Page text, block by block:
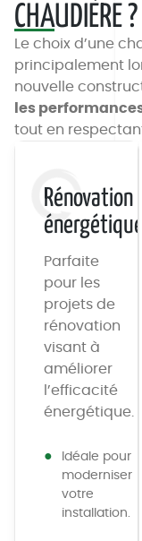
CHAUDIÈRE ?
Le choix d’une
principalement
nouvelle
les
tout en
Rénovation
énergétique
Parfaite
pour les
projets de
rénovation
visant à
améliorer
l’efficacité
énergétique.
Idéale pour
moderniser
votre
installation.